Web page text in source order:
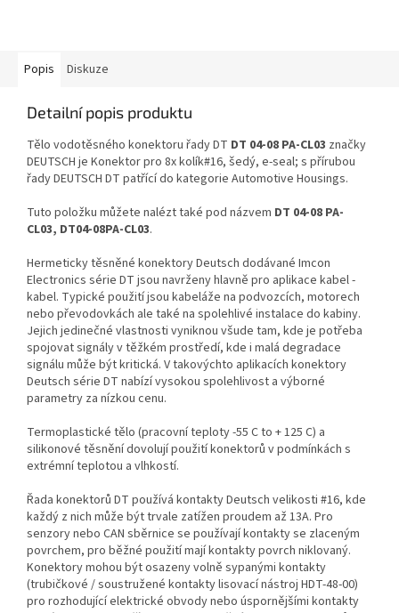
Popis Diskuze
Detailní popis produktu
Tělo vodotěsného konektoru řady DT DT 04-08 PA-CL03 značky
DEUTSCH je Konektor pro 8x kolík#16, šedý, e-seal; s přírubou
řady DEUTSCH DT patřící do kategorie Automotive Housings.
Tuto položku můžete nalézt také pod názvem DT 04-08 PA-
CL03, DT04-08PA-CL03.
Hermeticky těsněné konektory Deutsch dodávané Imcon
Electronics série DT jsou navrženy hlavně pro aplikace kabel -
kabel. Typické použití jsou kabeláže na podvozcích, motorech
nebo převodovkách ale také na spolehlivé instalace do kabiny.
Jejich jedinečné vlastnosti vyniknou všude tam, kde je potřeba
spojovat signály v těžkém prostředí, kde i malá degradace
signálu může být kritická. V takovýchto aplikacích konektory
Deutsch série DT nabízí vysokou spolehlivost a výborné
parametry za nízkou cenu.
Termoplastické tělo (pracovní teploty -55 C to + 125 C) a
silikonové těsnění dovolují použití konektorů v podmínkách s
extrémní teplotou a vlhkostí.
Řada konektorů DT používá kontakty Deutsch velikosti #16, kde
každý z nich může být trvale zatížen proudem až 13A. Pro
senzory nebo CAN sběrnice se používají kontakty se zlaceným
povrchem, pro běžné použití mají kontakty povrch niklovaný.
Konektory mohou být osazeny volně sypanými kontakty
(trubičkové / soustružené kontakty lisovací nástroj HDT-48-00)
pro rozhodující elektrické obvody nebo úspornějšími kontakty